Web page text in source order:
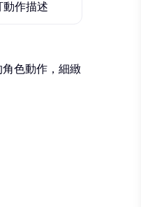
動作描述
色動作，細緻